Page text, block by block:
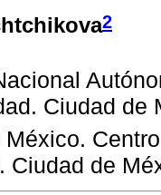
2
Ciudad de
Ciudad de